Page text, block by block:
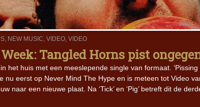
, NEW MUSIC, VIDEO, VIDEO
Tangled Horns pist
het huis met een meeslepende single van formaat.
nu eerst op Never Mind The Hype en is meteen tot Video
naar een nieuwe plaat. Na ‘Tick’ en ‘Pig’ betreft dit de